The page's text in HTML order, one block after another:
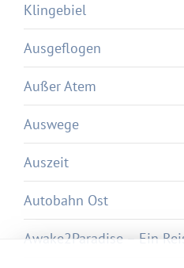
Klingebiel
Ausgeflogen
Außer Atem
Auswege
Auszeit
Autobahn Ost
Awake2Paradise – Ein